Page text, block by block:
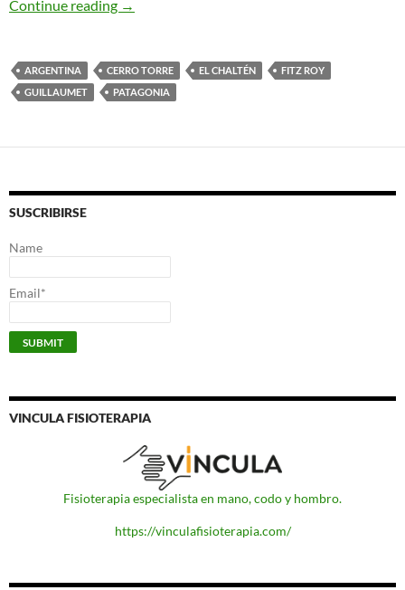
Continue reading Patagonia 2014-2015
→
ARGENTINA CERRO TORRE EL CHALTÉN
FITZ ROY
GUILLAUMET
PATAGONIA
SUSCRIBIRSE
Name
Email*
VINCULA FISIOTERAPIA
Fisioterapia especialista en mano, codo y hombro.
https://vinculafisioterapia.com/